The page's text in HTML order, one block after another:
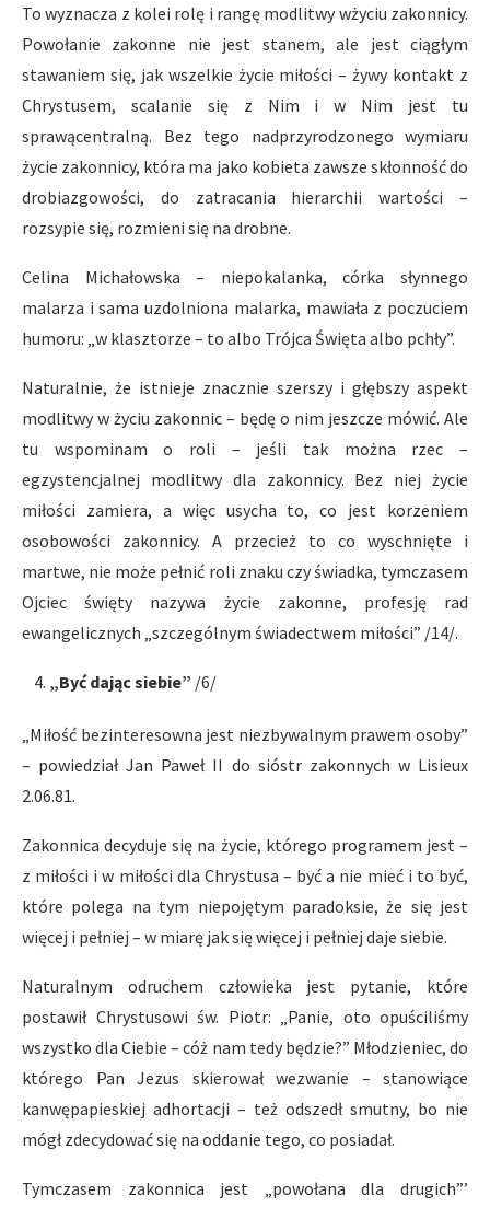
To wyznacza z kolei rolę i rangę modlitwy wżyciu zakonnicy.
Powołanie zakonne nie jest stanem, ale jest ciągłym
stawaniem się, jak wszelkie życie miłości – żywy kontakt z
Chrystusem, scalanie się z Nim i w Nim jest tu
sprawącentralną. Bez tego nadprzyrodzonego wymiaru
życie zakonnicy, która ma jako kobieta zawsze skłonność do
drobiazgowości, do zatracania hierarchii wartości –
rozsypie się, rozmieni się na drobne.
Celina Michałowska – niepokalanka, córka słynnego
malarza i sama uzdolniona malarka, mawiała z poczuciem
humoru: „w klasztorze – to albo Trójca Święta albo pchły”.
Naturalnie, że istnieje znacznie szerszy i głębszy aspekt
modlitwy w życiu zakonnic – będę o nim jeszcze mówić. Ale
tu wspominam o roli – jeśli tak można rzec –
egzystencjalnej modlitwy dla zakonnicy. Bez niej życie
miłości zamiera, a więc usycha to, co jest korzeniem
osobowości zakonnicy. A przecież to co wyschnięte i
martwe, nie może pełnić roli znaku czy świadka, tymczasem
Ojciec święty nazywa życie zakonne, profesję rad
ewangelicznych „szczególnym świadectwem miłości” /14/.
„Byćdając siebie” /6/
„Miłość bezinteresowna jest niezbywalnym prawem osoby”
– powiedział Jan Paweł II do sióstr zakonnych w Lisieux
2.06.81.
Zakonnica decyduje się na życie, którego programem jest –
z miłości i w miłości dla Chrystusa – być a nie mieć i to być,
które polega na tym niepojętym paradoksie, że się jest
więcej i pełniej – w miarę jak się więcej i pełniej daje siebie.
Naturalnym odruchem człowieka jest pytanie, które
postawił Chrystusowi św. Piotr: „Panie, oto opuściliśmy
wszystko dla Ciebie – cóż nam tedy będzie?” Młodzieniec, do
którego Pan Jezus skierował wezwanie – stanowiące
kanwępapieskiej adhortacji – też odszedł smutny, bo nie
mógł zdecydować się na oddanie tego, co posiadał.
Tymczasem zakonnica jest „powołana dla drugich”’